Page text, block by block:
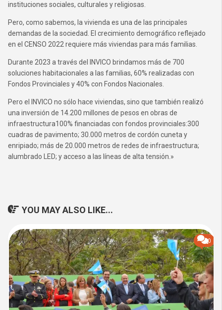
instituciones sociales, culturales y religiosas.
Pero, como sabemos, la vivienda es una de las principales
demandas de la sociedad. El crecimiento demográfico reflejado
en el CENSO 2022 requiere más viviendas para más familias.
Durante 2023 a través del INVICO brindamos más de 700
soluciones habitacionales a las familias, 60% realizadas con
Fondos Provinciales y 40% con Fondos Nacionales.
Pero el INVICO no sólo hace viviendas, sino que también realizó
una inversión de 14.200 millones de pesos en obras de
infraestructura100% financiadas con fondos provinciales:300
cuadras de pavimento; 30.000 metros de cordón cuneta y
enripiado; más de 20.000 metros de redes de infraestructura;
alumbrado LED; y acceso a las líneas de alta tensión.»
YOU MAY ALSO LIKE...
0